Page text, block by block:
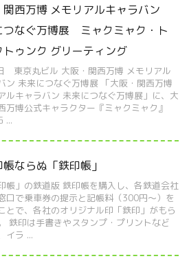
関西万博 メモリアルキャラバン
つなぐ万博展 ミャクミャク・ト
トゥンク グリーティング
東京丸ビル 大阪・関西万博 メモリアル
ン 未来につなぐ万博展 「大阪・関西万博
ルキャラバン 未来につなぐ万博展」に、大
万博公式キャラクター『ミャクミャク』
...
ならぬ「鉄印帳」
帳」の鉄道版 鉄印帳を購入し、各鉄道会社
口で乗車券の提示と記帳料（300円～）を
とで、各社のオリジナル印「鉄印」がもら
鉄印は手書きやスタンプ・プリントなど
イラ ...